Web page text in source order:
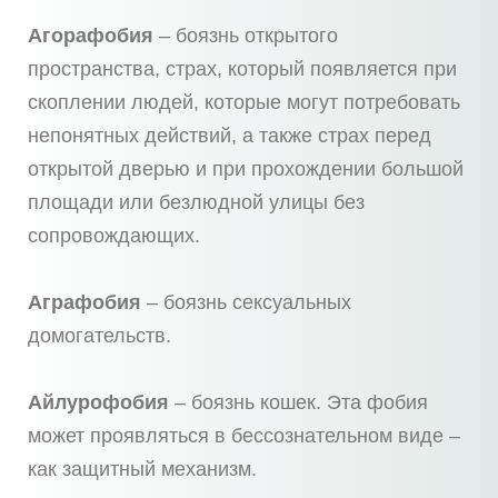
Агорафобия – боязнь открытого
пространства, страх, который появляется при
скоплении людей, которые могут потребовать
непонятных действий, а также страх перед
открытой дверью и при прохождении большой
площади или безлюдной улицы без
сопровождающих.
Аграфобия – боязнь сексуальных
домогательств.
Айлурофобия – боязнь кошек. Эта фобия
может проявляться в бессознательном виде –
как защитный механизм.